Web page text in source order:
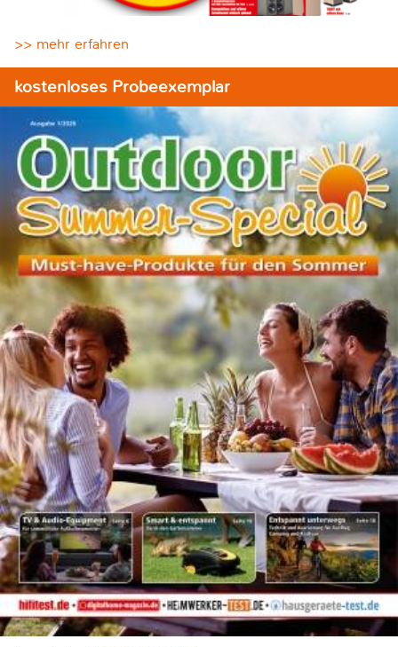
>> mehr erfahren
kostenloses Probeexemplar